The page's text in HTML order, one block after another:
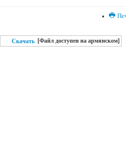
Скачать [Файл доступен на армянском]